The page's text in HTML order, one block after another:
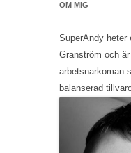
OM MIG
SuperAndy heter
Granström och
arbetsnarkoman
balanserad